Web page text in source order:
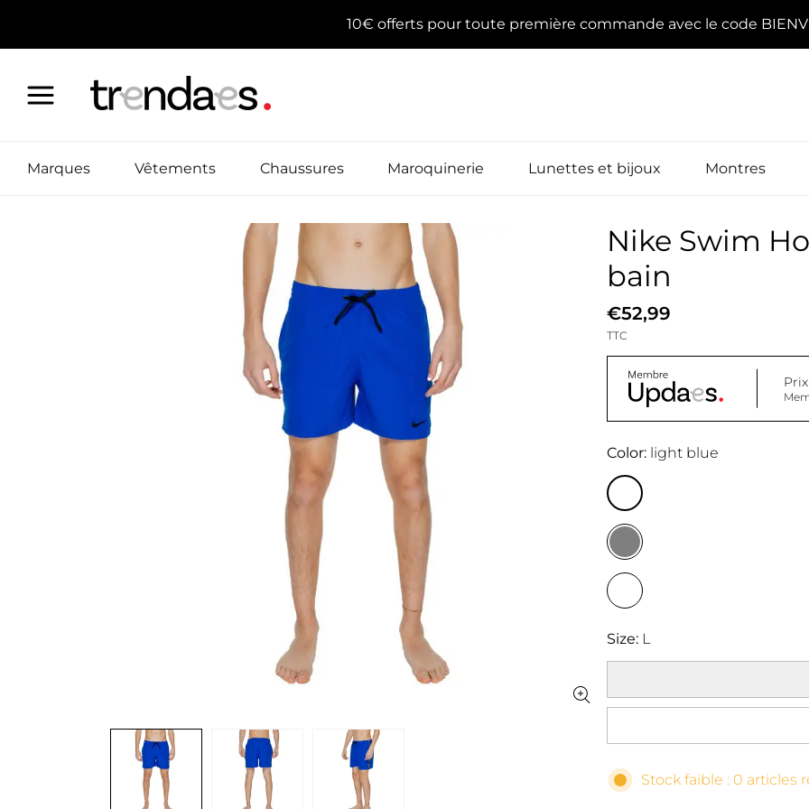
10€ offerts pour toute première commande avec le code
Marques Vêtements Chaussures Maroquinerie Lunettes et bijoux Montres
Nike Swim
bain
€52,99
TTC
Color light blue
Size L
Stock faible : 0 articles